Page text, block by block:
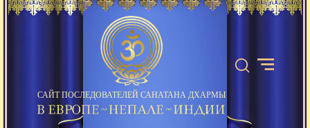
САЙТ ПОСЛЕДОВАТЕЛЕЙ САНАТАНА ДХАРМЫ